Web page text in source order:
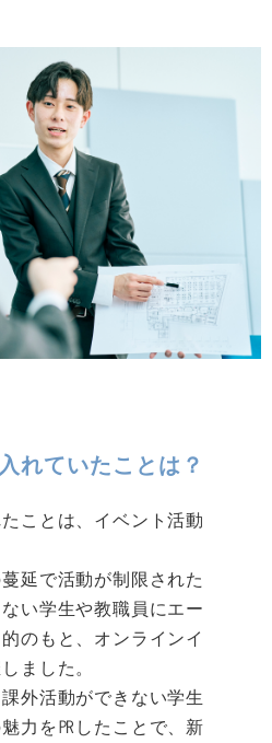
れていたことは？
ことは、イベント活動
延で活動が制限された
い学生や教職員にエー
のもと、オンラインイ
ました。
外活動ができない学生
力を㏚したことで、新